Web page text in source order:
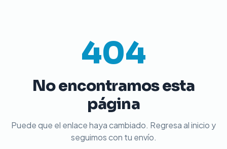
404
No encontramos esta
página
Puede que el enlace haya cambiado. Regresa al inicio y
seguimos con tu envío.